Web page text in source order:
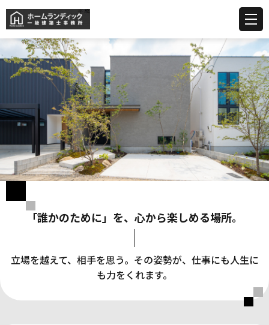
「誰かのために」を、心から楽しめる場所。
立場を越えて、相手を思う。その姿勢が、仕事にも人生に
も力をくれます。